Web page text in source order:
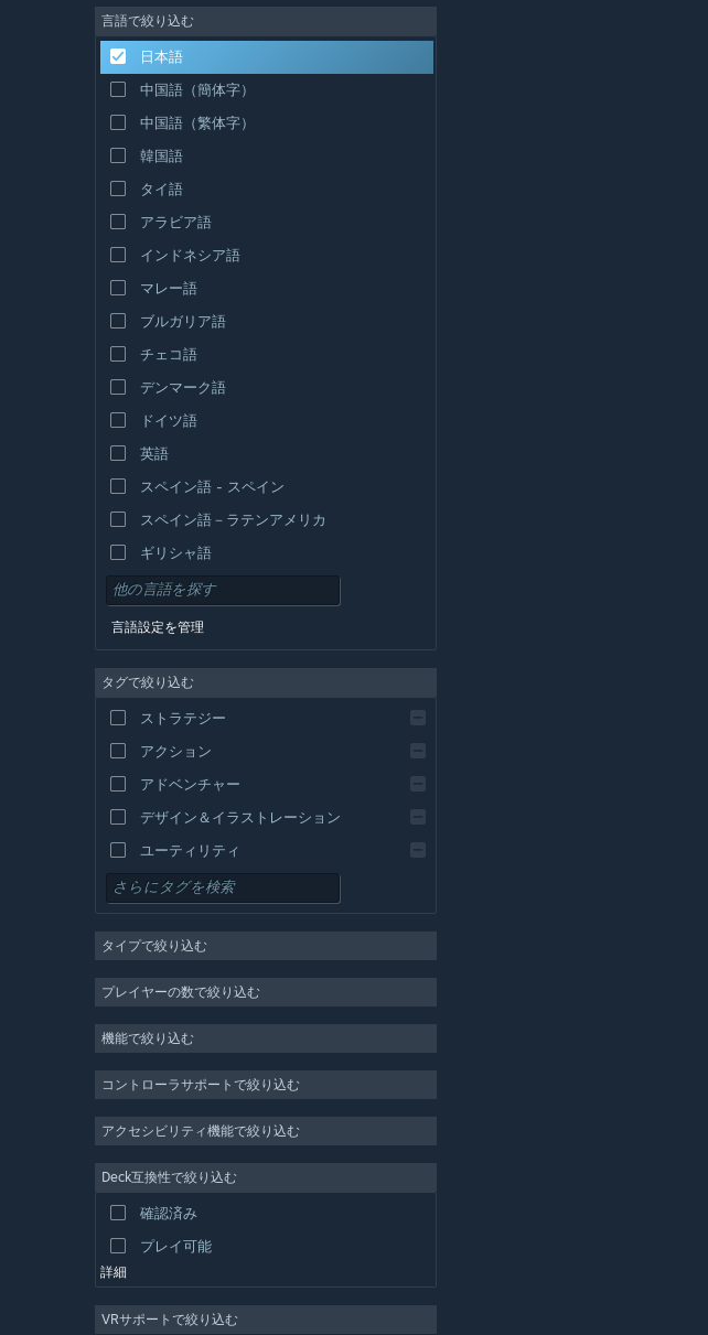
言語で絞り込む
日本語
中国語（簡体字）
中国語（繁体字）
韓国語
タイ語
アラビア語
インドネシア語
マレー語
ブルガリア語
チェコ語
デンマーク語
ドイツ語
英語
スペイン語 - スペイン
スペイン語－ラテンアメリカ
ギリシャ語
言語設定を管理
タグで絞り込む
ストラテジー
アクション
アドベンチャー
デザイン＆イラストレーション
ユーティリティ
無料プレイ
MMO
インディー
カジュアル
シミュレーション
動画制作
写真編集
タイプで絞り込む
プレイヤーの数で絞り込む
機能で絞り込む
コントローラサポートで絞り込む
アクセシビリティ機能で絞り込む
Deck互換性で絞り込む
確認済み
プレイ可能
詳細
VRサポートで絞り込む